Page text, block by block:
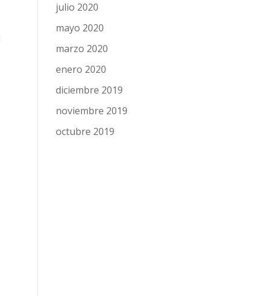
julio 2020
mayo 2020
marzo 2020
enero 2020
diciembre 2019
noviembre 2019
octubre 2019